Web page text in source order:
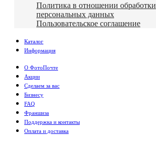
Политика в отношении обработки
персональных данных
Пользовательское соглашение
Каталог
Информация
О ФотоПочте
Акции
Сделаем за вас
Бизнесу
FAQ
Франшиза
Поддержка и контакты
Оплата и доставка